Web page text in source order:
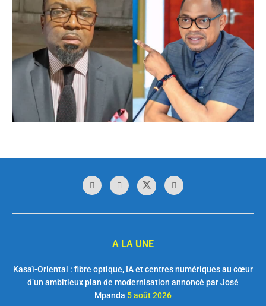
A LA UNE
Kasaï-Oriental : fibre optique, IA et centres numériques au cœur
d’un ambitieux plan de modernisation annoncé par José
Mpanda 5 août 2026